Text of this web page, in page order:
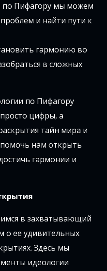
по Пифагору мы можем
и найти пути к
гармонию во
в сложных
по Пифагору
цифры, а
тайн мира и
нам открыть
гармонии и
в захватывающий
о ее удивительных
Здесь мы
идеологии